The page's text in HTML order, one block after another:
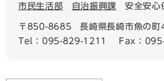
市民生活部 自治振興課 安全安心
〒850-8685
長崎県長崎市魚の町
Tel：095-829-1211
Fax：